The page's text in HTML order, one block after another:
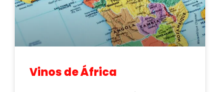
Vinos de África